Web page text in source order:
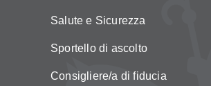
Salute e Sicurezza
Sportello di ascolto
Consigliere/a di fiducia